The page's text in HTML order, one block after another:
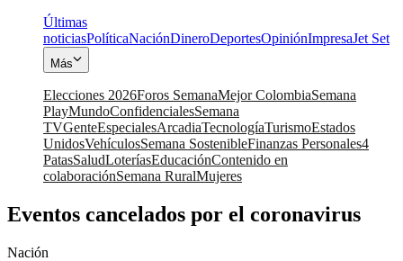
Últimas
noticiasPolíticaNaciónDineroDeportesOpiniónImpresaJet Set
Más
Elecciones 2026Foros SemanaMejor ColombiaSemana
PlayMundoConfidencialesSemana
TVGenteEspecialesArcadiaTecnologíaTurismoEstados
UnidosVehículosSemana SostenibleFinanzas Personales4
PatasSaludLoteríasEducaciónContenido en
colaboraciónSemana RuralMujeres
Eventos cancelados por el coronavirus
Nación